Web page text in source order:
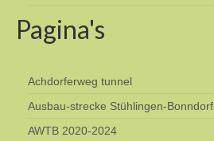
Pagina's
Achdorferweg tunnel
Ausbau-strecke Stühlingen-Bonndorf
AWTB 2020-2024